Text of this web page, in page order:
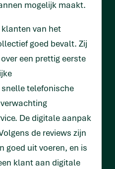
mogelijk maakt.
van het
goed bevalt. Zij
een prettig eerste
telefonische
De digitale aanpak
de reviews zijn
goed uit voeren, en is
klant aan digitale